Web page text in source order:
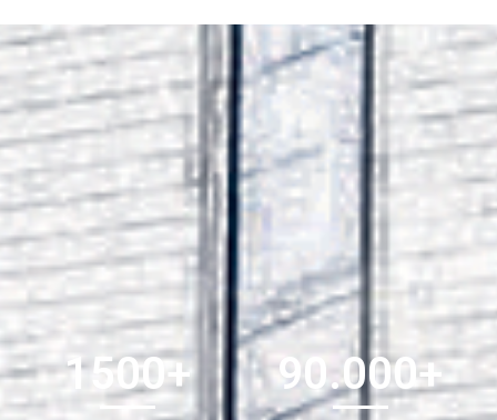
1500+ 90.000+